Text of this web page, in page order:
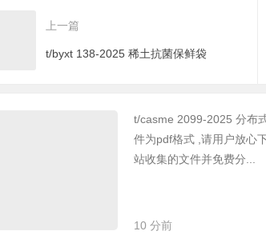
上一篇
t/byxt 138-2025 稀土抗菌保鲜袋
t/casme 2099-2025 分布
件为pdf格式 ,请用户放心
站收集的文件并免费分...
10 分前